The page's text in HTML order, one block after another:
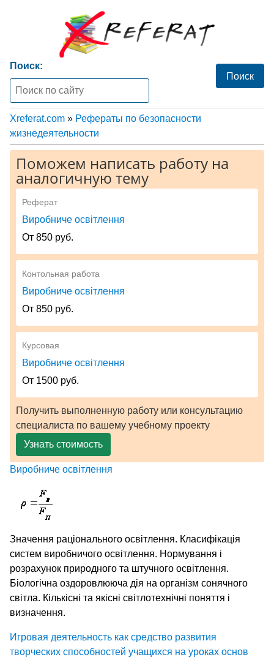
Поиск:
Xreferat.com » Рефераты по безопасности
жизнедеятельности
Поможем написать работу на
аналогичную тему
Реферат
Виробниче освітлення
От 850 руб.
Контольная работа
Виробниче освітлення
От 850 руб.
Курсовая
Виробниче освітлення
От 1500 руб.
Получить выполненную работу или консультацию
специалиста по вашему учебному проекту
Узнать стоимость
Виробниче освітлення
Значення раціонального освітлення. Класифікація
систем виробничого освітлення. Нормування і
розрахунок природного та штучного освітлення.
Біологічна оздоровлююча дія на організм сонячного
світла. Кількісні та якісні світлотехнічні поняття і
визначення.
Игровая деятельность как средство развития
творческих способностей учащихся на уроках основ